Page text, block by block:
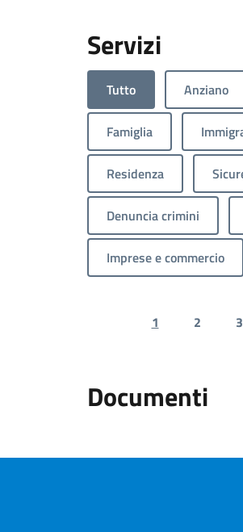
Servizi
Tutto Anziano
Famiglia
Residenza
Denuncia crimini
Imprese e commercio
Previous page
1 2 3
Documenti